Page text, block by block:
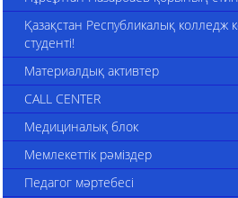
Қазақстан Республикалық колледж
студенті!
Материалдық активтер
CALL CENTER
Медициналық блок
Мемлекеттік рәміздер
Педагог мәртебесі